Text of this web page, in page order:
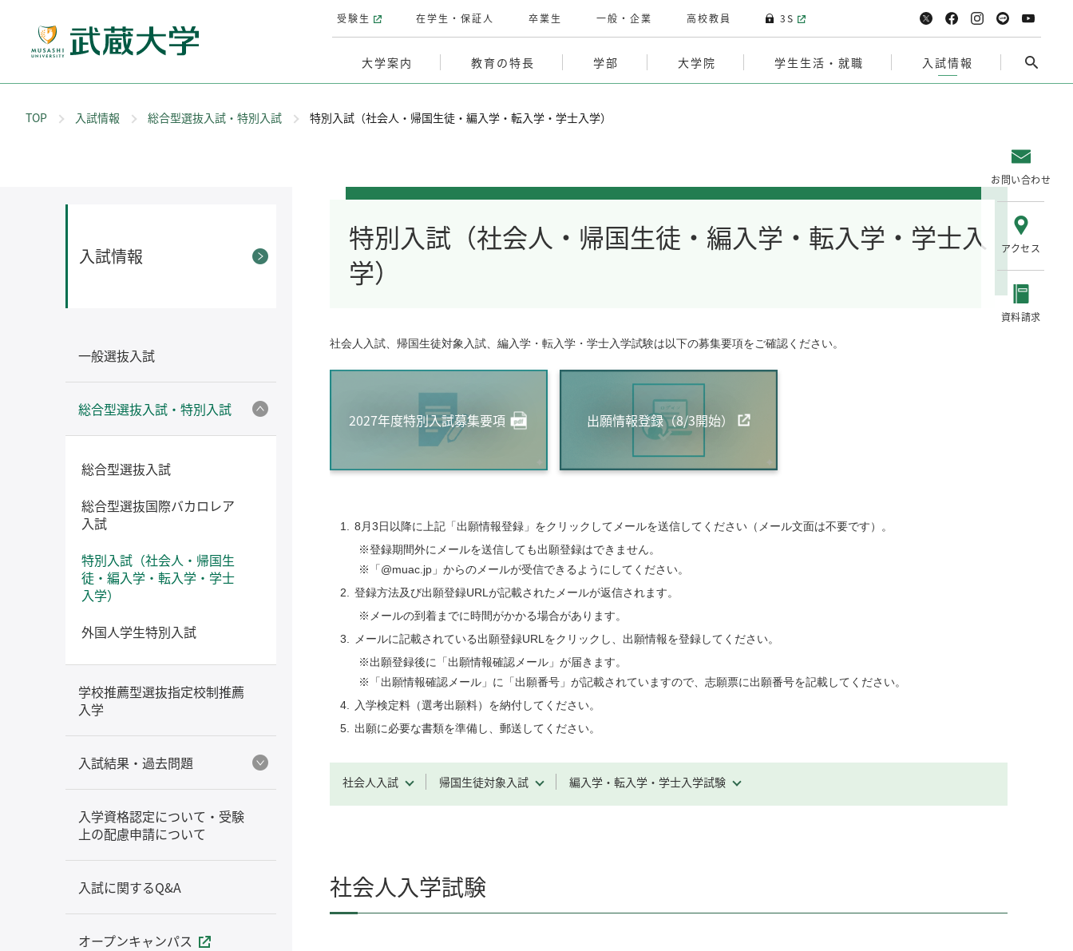
大学案内 教育の特長 学部 大学院 学生生活・就職 入試情報
受験生 在学生・保証人 卒業生 一般・企業 高校教員 3S
お問い合わせ
アクセス
資料請求
TOP 入試情報 総合型選抜入試・特別入試 特別入試（社会人・帰国生徒・編入学・転入学・学士入学）
特別入試（社会人・帰国生徒・編入学・転入学・学士入
学）
社会人入試、帰国生徒対象入試、編入学・転入学・学士入学試験は以下の募集要項をご確認ください。
2027年度特別入試募集要項 出願情報登録（8/3開始）
8月3日以降に上記「出願情報登録」をクリックしてメールを送信してください（メール文面は不要です）。
※登録期間外にメールを送信しても出願登録はできません。
※「@muac.jp」からのメールが受信できるようにしてください。
登録方法及び出願登録URLが記載されたメールが返信されます。
※メールの到着までに時間がかかる場合があります。
メールに記載されている出願登録URLをクリックし、出願情報を登録してください。
※出願登録後に「出願情報確認メール」が届きます。
※「出願情報確認メール」に「出願番号」が記載されていますので、志願票に出願番号を記載してください。
入学検定料（選考出願料）を納付してください。
出願に必要な書類を準備し、郵送してください。
社会人入試 帰国生徒対象入試 編入学・転入学・学士入学試験
社会人入学試験
入試情報
一般選抜入試
総合型選抜入試・特別入試
総合型選抜入試
総合型選抜国際バカロレア
入試
特別入試（社会人・帰国生
徒・編入学・転入学・学士
入学）
外国人学生特別入試
学校推薦型選抜指定校制推薦
入学
入試結果・過去問題
入学資格認定について・受験
上の配慮申請について
入試に関するQ&A
オープンキャンパス